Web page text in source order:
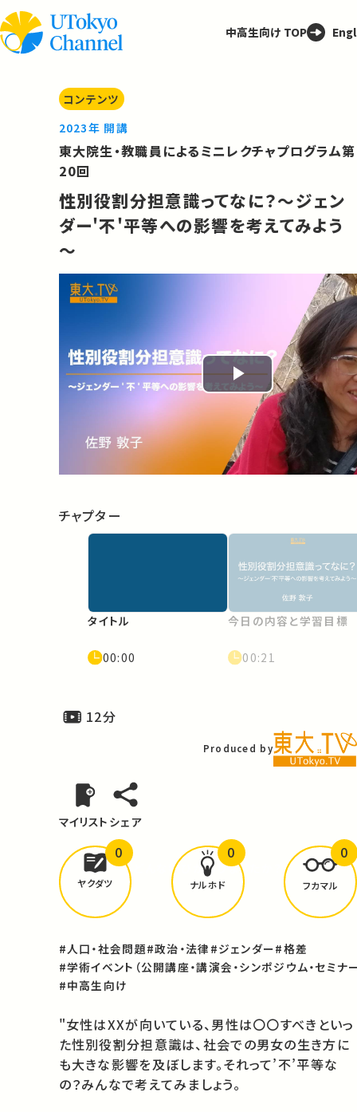
中高生向け TOP
コンテンツ
2023年 開講
東大院生・教職員によるミニレクチャプログラム第
20回
性別役割分担意識ってなに？～ジェン
ダー'不'平等への影響を考えてみよう
～
Play
Video
チャプター
タイトル
00:00
今日の内容と学習目標
00:21
12分
Produced by
マイリスト シェア
どんな学びがありましたか？
ヤクダツ
0
ナルホド
0
フカマル
0
#人口・社会問題#政治・法律 #ジェンダー#格差
#学術イベント（公開講座・講演会・シンポジウム・セミナ
#中高生向け
"女性はXXが向いている、男性は〇〇すべきといっ
た性別役割分担意識は、社会での男女の生き方に
も大きな影響を及ぼします。それって’不’平等な
の？みんなで考えてみましょう。